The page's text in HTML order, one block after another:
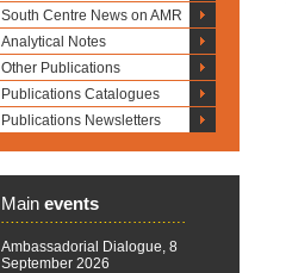
South Centre News on AMR
Analytical Notes
Other Publications
Publications Catalogues
Publications Newsletters
Main events
Ambassadorial Dialogue, 8
September 2026